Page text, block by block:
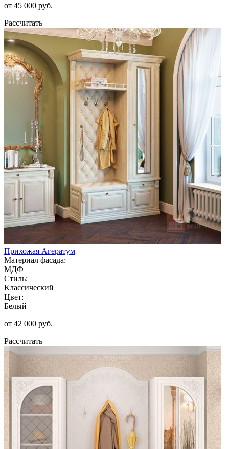
от 45 000 руб.
Рассчитать
Прихожая Агератум
Материал фасада:
МДФ
Стиль:
Классический
Цвет:
Белый
от 42 000 руб.
Рассчитать